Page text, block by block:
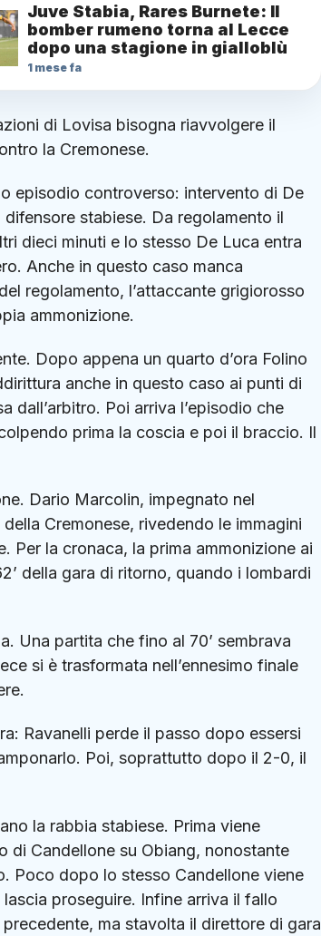
Juve Stabia, Rares Burnete: Il
bomber rumeno torna al Lecce
dopo una stagione in gialloblù
1 mese fa
di Lovisa bisogna riavvolgere il
la Cremonese.
episodio controverso: intervento di De
stabiese. Da regolamento il
dieci minuti e lo stesso De Luca entra
Anche in questo caso manca
regolamento, l’attaccante grigiorosso
ammonizione.
Dopo appena un quarto d’ora Folino
anche in questo caso ai punti di
dall’arbitro. Poi arriva l’episodio che
prima la coscia e poi il braccio. Il
Dario Marcolin, impegnato nel
Cremonese, rivedendo le immagini
Per la cronaca, la prima ammonizione ai
della gara di ritorno, quando i lombardi
Una partita che fino al 70’ sembrava
si è trasformata nell’ennesimo finale
Ravanelli perde il passo dopo essersi
Poi, soprattutto dopo il 2-0, il
la rabbia stabiese. Prima viene
di Candellone su Obiang, nonostante
Poco dopo lo stesso Candellone viene
proseguire. Infine arriva il fallo
ma stavolta il direttore di gara